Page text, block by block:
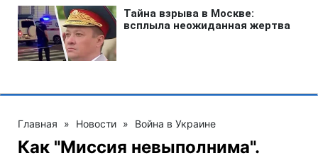
Главная » Новости » Война в Украине
Как "Миссия невыполнима".